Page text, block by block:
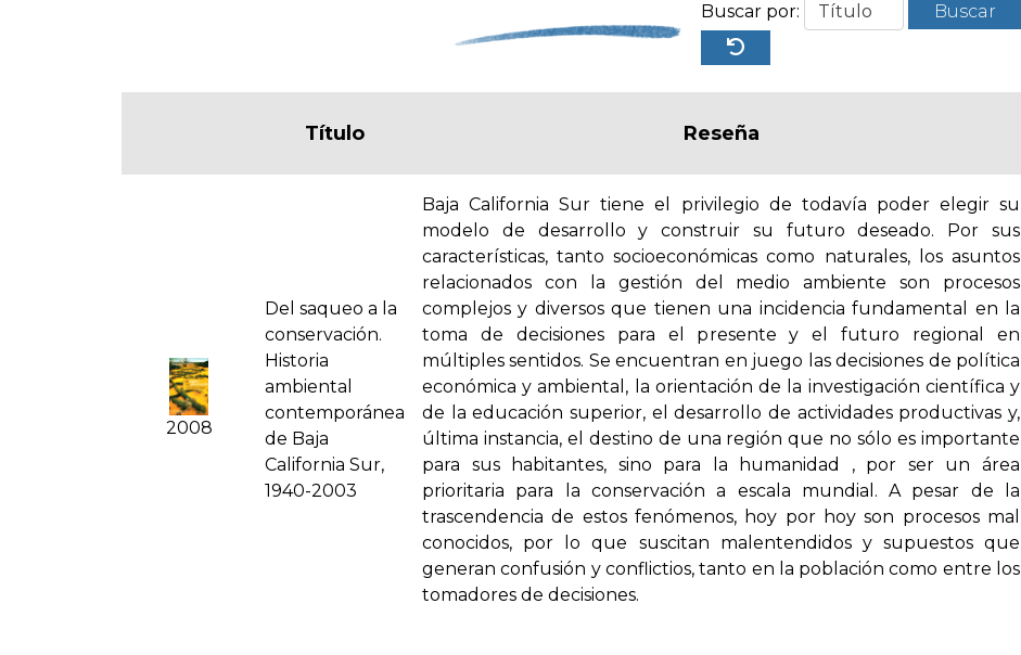
Buscar por: Buscar
Título Reseña
2008
Del saqueo a la
conservación.
Historia
ambiental
contemporánea
de Baja
California Sur,
1940-2003
Baja California Sur tiene el privilegio de todavía poder elegir su
modelo de desarrollo y construir su futuro deseado. Por sus
características, tanto socioeconómicas como naturales, los asuntos
relacionados con la gestión del medio ambiente son procesos
complejos y diversos que tienen una incidencia fundamental en la
toma de decisiones para el presente y el futuro regional en
múltiples sentidos. Se encuentran en juego las decisiones de política
económica y ambiental, la orientación de la investigación científica y
de la educación superior, el desarrollo de actividades productivas y,
última instancia, el destino de una región que no sólo es importante
para sus habitantes, sino para la humanidad , por ser un área
prioritaria para la conservación a escala mundial. A pesar de la
trascendencia de estos fenómenos, hoy por hoy son procesos mal
conocidos, por lo que suscitan malentendidos y supuestos que
generan confusión y conflictios, tanto en la población como entre los
tomadores de decisiones.